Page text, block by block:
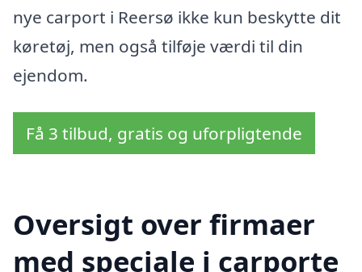
nye carport i Reersø ikke kun beskytte dit
køretøj, men også tilføje værdi til din
ejendom.
Få 3 tilbud, gratis og uforpligtende
Oversigt over firmaer
med speciale i carporte